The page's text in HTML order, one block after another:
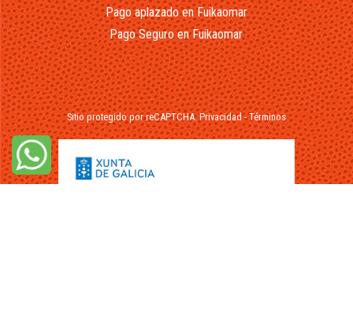
Pago aplazado en Fuikaomar
Pago Seguro en Fuikaomar
Sitio protegido por reCAPTCHA.Privacidad-Términos